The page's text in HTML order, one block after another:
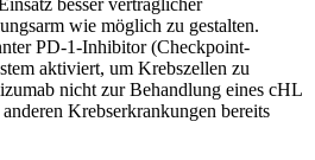
wie möglich zu gestalten.
PD-1-Inhibitor (Checkpoint-
aktiviert, um Krebszellen zu
nicht zur Behandlung eines cHL
Krebserkrankungen bereits